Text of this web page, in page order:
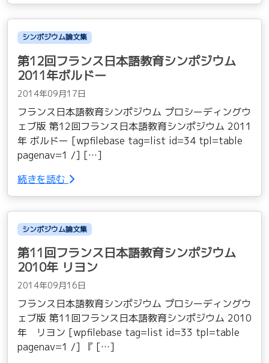
シンポジウム論文集
第12回フランス日本語教育シンポジウム
2011年ボルドー
2014年09月17日
フランス日本語教育シンポジウム プロシーディングウ
ェブ版 第12回フランス日本語教育シンポジウム 2011
年 ボルドー [wpfilebase tag=list id=34 tpl=table
pagenav=1 /] […]
続きを読む
シンポジウム論文集
第11回フランス日本語教育シンポジウム
2010年 リヨン
2014年09月16日
フランス日本語教育シンポジウム プロシーディングウ
ェブ版 第11回フランス日本語教育シンポジウム 2010
年 リヨン [wpfilebase tag=list id=33 tpl=table
pagenav=1 /] 『 […]